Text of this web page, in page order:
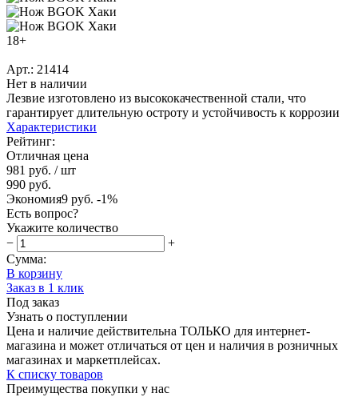
18+
Арт.: 21414
Нет в наличии
Лезвие изготовлено из высококачественной стали, что
гарантирует длительную остроту и устойчивость к коррозии
Характеристики
Рейтинг:
Отличная цена
981 руб. / шт
990 руб.
Экономия9 руб. -1%
Есть вопрос?
Укажите количество
−
+
Сумма:
В корзину
Заказ в 1 клик
Под заказ
Узнать о поступлении
Цена и наличие действительна ТОЛЬКО для интернет-
магазина и может отличаться от цен и наличия в розничных
магазинах и маркетплейсах.
К списку товаров
Преимущества покупки у нас